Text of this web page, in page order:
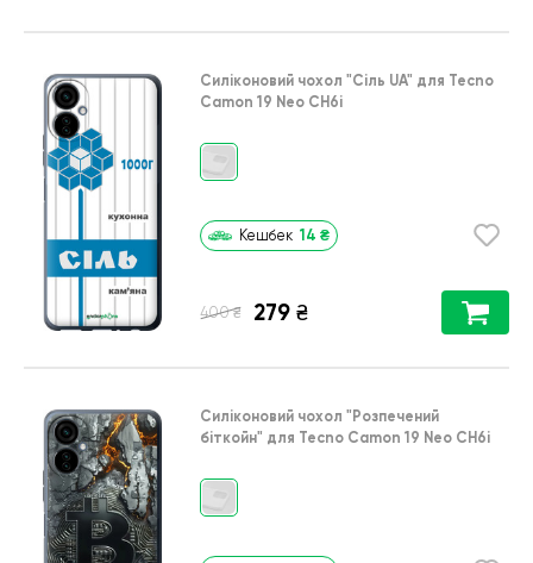
Силіконовий чохол "Сіль UA" для Tecno
Camon 19 Neo CH6i
Кешбек 14 ₴
400 ₴ 279 ₴
Силіконовий чохол "Розпечений
біткойн" для Tecno Camon 19 Neo CH6i